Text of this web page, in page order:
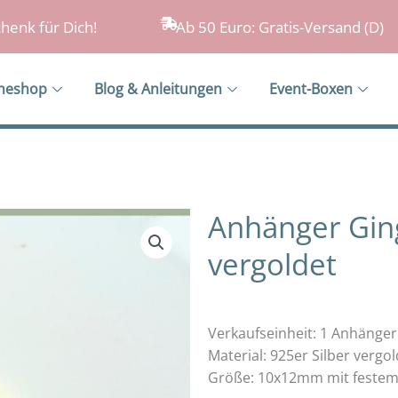
für Dich! Ab 50 Euro: Gratis-Versand (D)
Blog & Anleitungen Event-Boxen
Anhänger
vergoldet
Verkaufseinheit: 1 Anhänger
Material: 925er Silber
Größe: 10x12mm mit